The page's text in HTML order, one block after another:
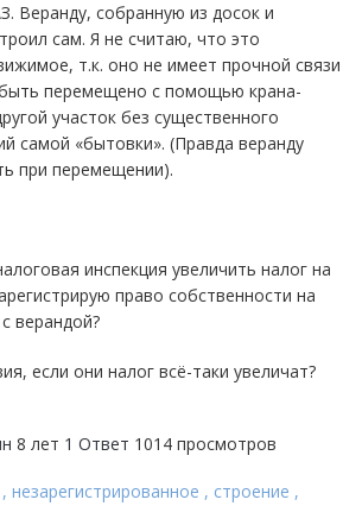
Веранду, собранную из досок и
сам. Я не считаю, что это
т.к. оно не имеет прочной связи
перемещено с помощью крана-
участок без существенного
самой «бытовки». (Правда веранду
при перемещении).
инспекция увеличить налог на
право собственности на
верандой?
если они налог всё-таки увеличат?
8 лет 1 Ответ 1014 просмотров
, незарегистрированное , строение ,